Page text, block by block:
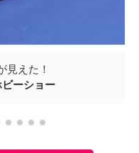
見えた！
ーショー